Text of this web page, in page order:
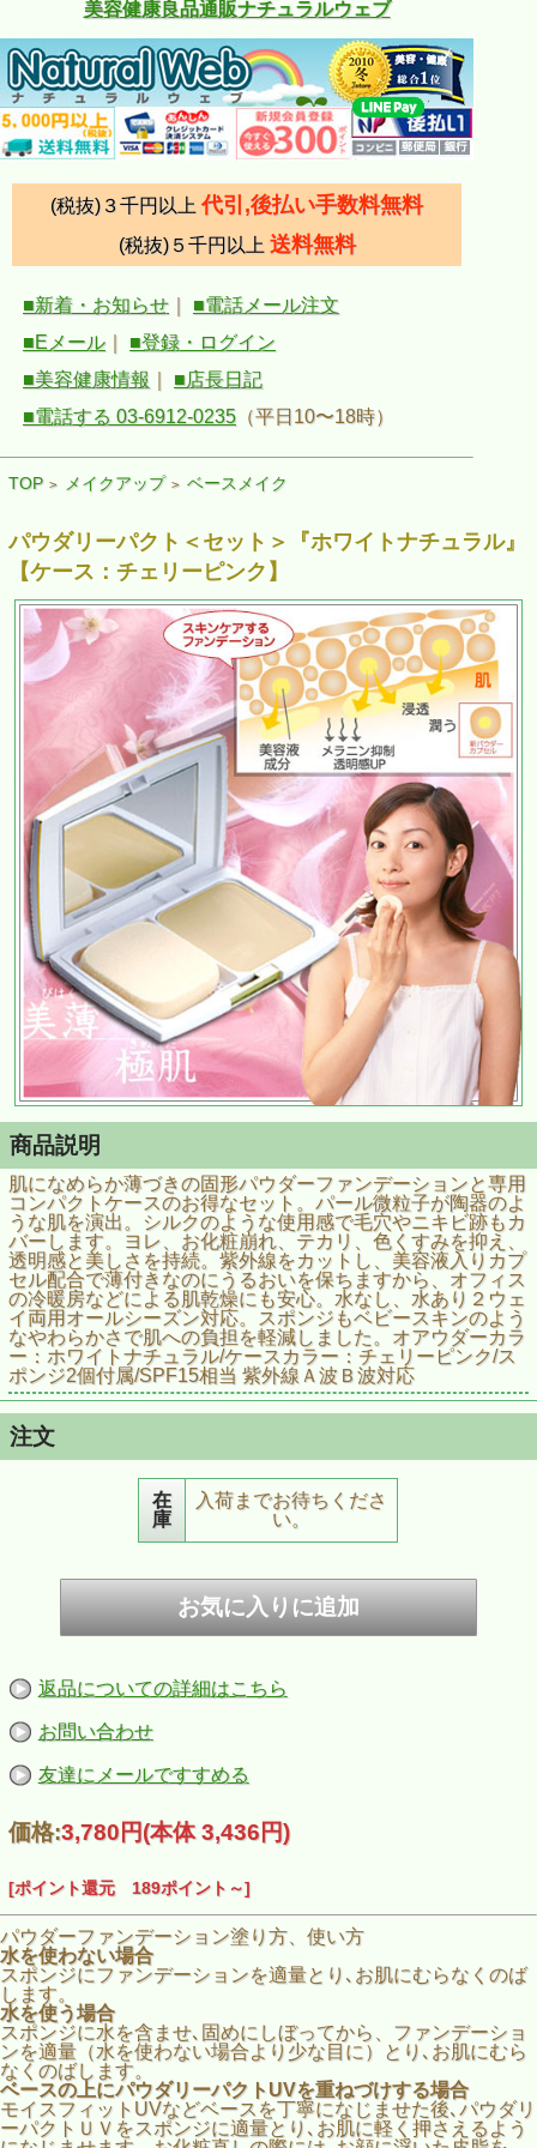
美容健康良品通販ナチュラルウェブ
(税抜)３千円以上 代引,後払い手数料無料
(税抜)５千円以上 送料無料
■新着・お知らせ
■電話メール注文
■Eメール
■登録・ログイン
■美容健康情報
■店長日記
■電話する 03-6912-0235 （平日10〜18時）
TOP > メイクアップ > ベースメイク
パウダリーパクト＜セット＞『ホワイトナチュラル』
【ケース：チェリーピンク】
商品説明
肌になめらか薄づきの固形パウダーファンデーションと専用
コンパクトケースのお得なセット。パール微粒子が陶器のよ
うな肌を演出。シルクのような使用感で毛穴やニキビ跡もカ
バーします。ヨレ、お化粧崩れ、テカリ、色くすみを抑え、
透明感と美しさを持続。紫外線をカットし、美容液入りカプ
セル配合で薄付きなのにうるおいを保ちますから、オフィス
の冷暖房などによる肌乾燥にも安心。水なし、水あり２ウェ
イ両用オールシーズン対応。スポンジもベビースキンのよう
なやわらかさで肌への負担を軽減しました。オアウダーカラ
ー：ホワイトナチュラル/ケースカラー：チェリーピンク/ス
ポンジ2個付属/SPF15相当 紫外線Ａ波Ｂ波対応
注文
在
庫
入荷までお待ちくださ
い。
返品についての詳細はこちら
お問い合わせ
友達にメールですすめる
価格:3,780円(本体 3,436円)
[ポイント還元 189ポイント～]
パウダーファンデーション塗り方、使い方
水を使わない場合
スポンジにファンデーションを適量とり､お肌にむらなくのば
します。
水を使う場合
スポンジに水を含ませ､固めにしぼってから、ファンデーショ
ンを適量（水を使わない場合より少な目に）とり､お肌にむら
なくのばします。
ベースの上にパウダリーパクトUVを重ねづけする場合
モイスフィットUVなどベースを丁寧になじませた後､パウダリ
ーパクトＵＶをスポンジに適量とり､お肌に軽く押さえるよう